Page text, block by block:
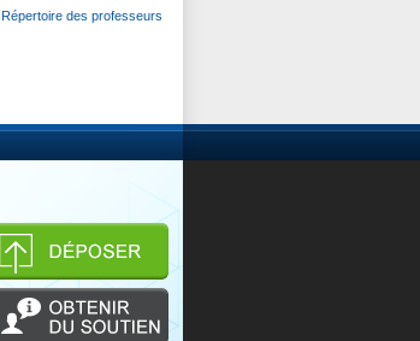
Répertoire des professeurs